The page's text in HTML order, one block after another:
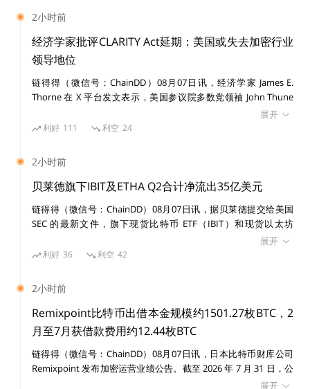
不幸的是，当月 Three Arrows Capital 在市场抛售下遭
到严重损失，并在 6 月中旬被英属维尔京群岛（BVI）的
一家法院下令清算，之后申请破产。受此影响，向 Three
Arrows Capital 提供约 10 亿美元贷款的借贷机构 BlockF
i 之后也受到 FTX 崩盘冲击波影响，并于去年 11 月申请
Arrows Capital 在签署合约之后的处理进展。
根据官网，Delio 当前的总利用价值（Total Value Utili
zed）为 41,740 枚 BTC（约合 10.84 亿美元），118,03
3 枚 ETH（2.06 亿美元）以及近 645 万美元的山寨币。
6 月 13 日
Haru Invest 宣布由于最近某位服务合作伙伴遇到了某些
问题，正在进一步调查此事，并寻求应急计划以纠正局
2小时前
经济学家批评CLARITY Act延期：美国或失去加密行业
领导地位
链得得（微信号：ChainDD）08月07日讯，经济学家 James E.
Thorne 在 X 平台发文表示，美国参议院多数党领袖 John Thune
将《CLARITY Act》投票推迟至 9 月，意味着反对创新的进步派阵
营再次占了上风。 Thorne 认为，推迟释放出的信号是维护现有利
要。法案继续拖延，执法则填补本应由法律覆盖的空白，最终结果
可能是美国无法在加密行业中取得领导地位。创新将流向海外，而
全球其他地区在更清晰的监管制度下继续推进，美国自己的创新体
展开
利好 111 利空 24
2小时前
贝莱德旗下IBIT及ETHA Q2合计净流出35亿美元
链得得（微信号：ChainDD）08月07日讯，据贝莱德提交给美国
SEC 的最新文件，旗下现货比特币 ETF（IBIT）和现货以太坊
ETF（ETHA）2026 年第二季度合计录得约 35 亿美元资本份额净流
出，而上年同期为 139 亿美元净流入，同比出现约 174 亿美元反
亿美元。此外，IBIT 第二季度共有 106,148 枚 BTC、ETHA 共有
770,839 枚 ETH 被用于 ETF 份额赎回。
展开
利好 36 利空 42
2小时前
Remixpoint比特币出借本金规模约1501.27枚BTC，2
月至7月获借款费用约12.44枚BTC
链得得（微信号：ChainDD）08月07日讯，日本比特币财库公司
Remixpoint 发布加密运营业绩公告。截至 2026 年 7 月 31 日，公
司比特币出借本金规模约 1501.27 枚 BTC，2 月至 7 月期间累计获
展开